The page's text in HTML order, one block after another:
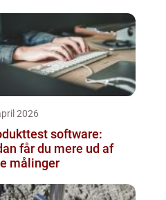
2026
software:
får du mere ud af
målinger